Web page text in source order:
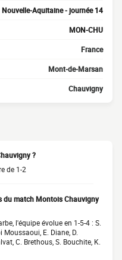
Nouvelle-Aquitaine - journée 14
MON-CHU
France
Mont-de-Marsan
Chauvigny
?
de 1-2
du match Montois Chauvigny
l'équipe évolue en 1-5-4 : S.
E. Diane, D.
C. Brethous, S. Bouchite, K.